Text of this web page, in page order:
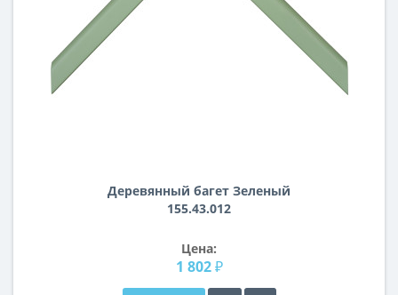
Деревянный багет Зеленый
155.43.012
Цена:
1 802 ₽